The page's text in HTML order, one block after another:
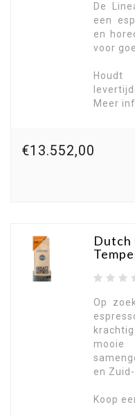
De
een
en
voor
Meer
€13.552,00
Dutch
Op
mooie
en
Koop